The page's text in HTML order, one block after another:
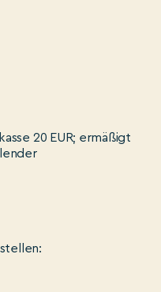
20 EUR; ermäßigt